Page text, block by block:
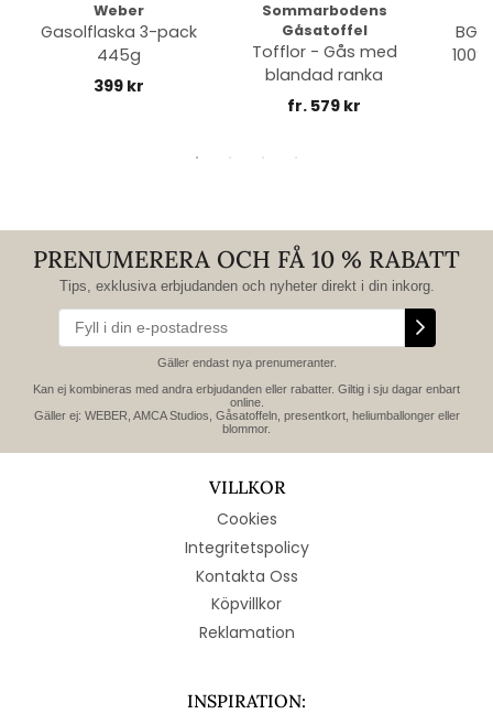
Weber
Gasolflaska 3-pack
445g
399 kr
Sommarbodens
Gåsatoffel
Tofflor - Gås med
blandad ranka
fr. 579 kr
PRENUMERERA OCH FÅ 10 % RABATT
Tips, exklusiva erbjudanden och nyheter direkt i din inkorg.
Gäller endast nya prenumeranter.
Kan ej kombineras med andra erbjudanden eller rabatter. Giltig i sju dagar enbart
online.
Gäller ej: WEBER, AMCA Studios, Gåsatoffeln, presentkort, heliumballonger eller
blommor.
VILLKOR
Cookies
Integritetspolicy
Kontakta Oss
Köpvillkor
Reklamation
INSPIRATION: